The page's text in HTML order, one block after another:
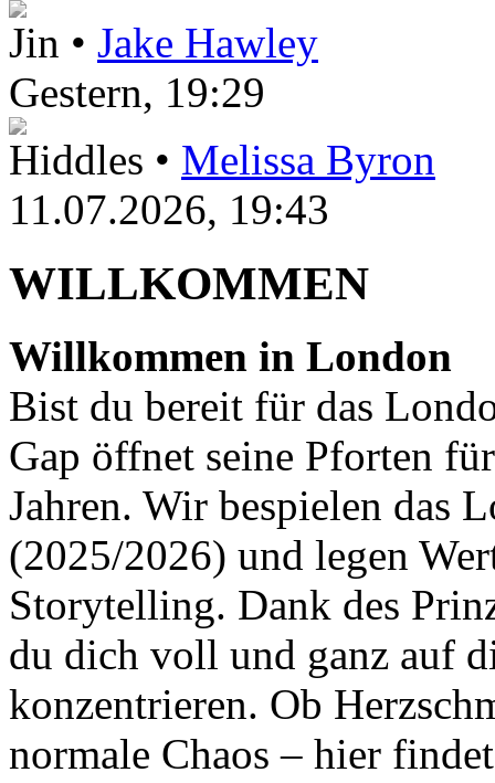
Jin • Jake Hawley
Gestern, 19:29
Hiddles • Melissa Byron
11.07.2026, 19:43
WILLKOMMEN
Willkommen in London
Bist du bereit für das
Gap öffnet seine Pforten
Jahren. Wir bespielen das
(2025/2026) und legen
Storytelling. Dank des
du dich voll und ganz auf
konzentrieren. Ob
normale Chaos – hier